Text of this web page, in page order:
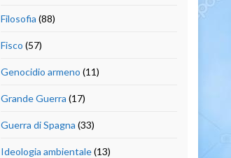
Filosofia (88)
Fisco (57)
Genocidio armeno (11)
Grande Guerra (17)
Guerra di Spagna (33)
Ideologia ambientale(13)